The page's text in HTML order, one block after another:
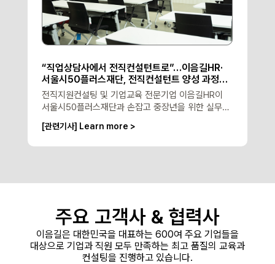
“직업상담사에서 전직컨설턴트로”…이음길HR·
서울시50플러스재단, 전직컨설턴트 양성 과정
개설
전직지원컨설팅 및 기업교육 전문기업 이음길HR이
서울시50플러스재단과 손잡고 중장년을 위한 실무형
전직컨설턴트 양성과정을 진행한다.
[관련기사] Learn more >
주요 고객사 & 협력사
이음길은 대한민국을 대표하는 600여 주요 기업들을
대상으로 기업과 직원 모두 만족하는 최고 품질의 교육과
컨설팅을 진행하고 있습니다.